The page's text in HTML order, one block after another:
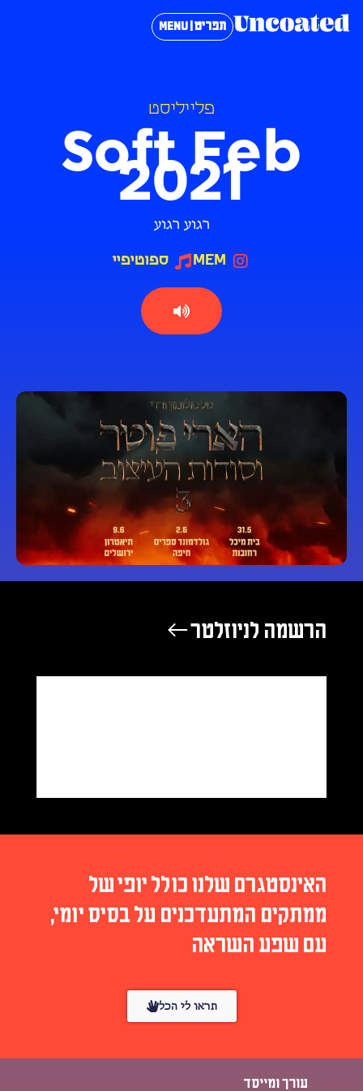
תפריט | MENU
פלייליסט
Soft Feb
2021
רגוע רגוע
MEM ספוטיפיי
הרשמה לניוזלטר ←
האינסטגרם שלנו כולל יופי של
ממתקים המתעדכנים על בסיס יומי,
עם שפע השראה
תראו לי הכל
עורך ומייסד